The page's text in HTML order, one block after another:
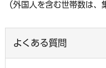
（外国人を含む世帯数は、
よくある質問